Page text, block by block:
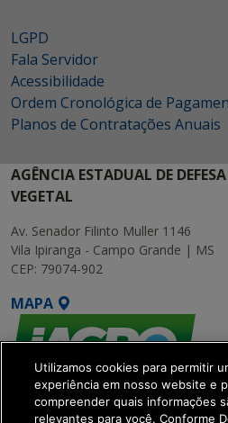
LGPD
Fala Servidor
Acessibilidade
Ordem Cronológica de
Planos de Contratações Anuais
AGÊNCIA ESTADUAL DE
VEGETAL
Av. Senador Filinto Muller 1146
Vila Ipiranga - Campo Grande | MS
CEP: 79074-902
MAPA
Utilizamos cookies para permitir
experiência em nosso website e
compreender quais informações
relevantes para você. Conforme